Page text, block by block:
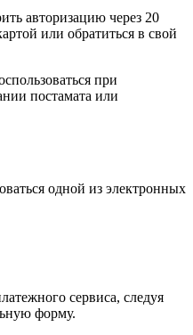
авторизацию через 20
или обратиться в свой
при
постамата или
одной из электронных
сервиса, следуя
форму.